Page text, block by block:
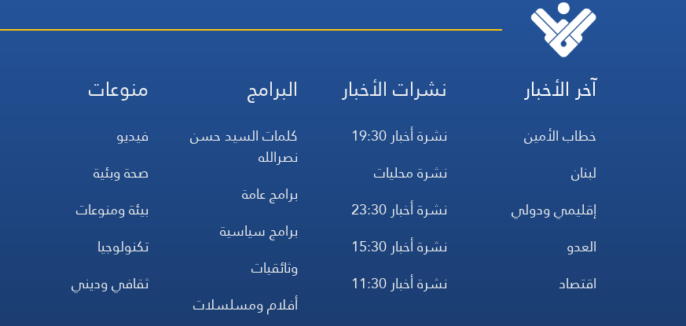
آخر الأخبار
خطاب الأمين
لبنان
إقليمي ودولي
العدو
اقتصاد
نشرات الأخبار
نشرة أخبار 19:30
نشرة محليات
نشرة أخبار 23:30
نشرة أخبار 15:30
نشرة أخبار 11:30
البرامج
كلمات السيد حسن
نصرالله
برامج عامة
برامج سياسية
وثائقيات
أفلام ومسلسلات
منوعات
فيديو
صحة وبئية
بيئة ومنوعات
تكنولوجيا
ثقافي وديني